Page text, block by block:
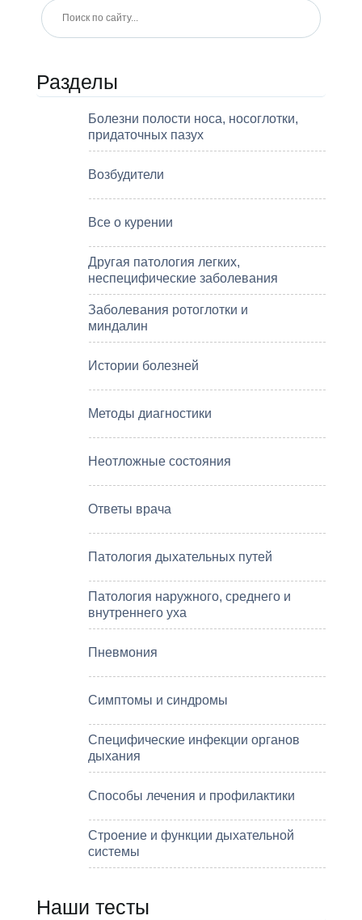
Разделы
Болезни полости носа, носоглотки,
придаточных пазух
Возбудители
Все о курении
Другая патология легких,
неспецифические заболевания
Заболевания ротоглотки и
миндалин
Истории болезней
Методы диагностики
Неотложные состояния
Ответы врача
Патология дыхательных путей
Патология наружного, среднего и
внутреннего уха
Пневмония
Симптомы и синдромы
Специфические инфекции органов
дыхания
Способы лечения и профилактики
Строение и функции дыхательной
системы
Наши тесты